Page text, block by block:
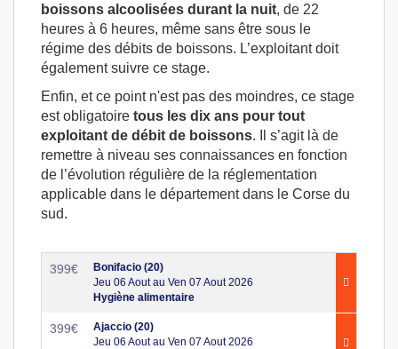
boissons alcoolisées durant la nuit, de 22
heures à 6 heures, même sans être sous le
régime des débits de boissons. L’exploitant doit
également suivre ce stage.
Enfin, et ce point n'est pas des moindres, ce stage
est obligatoire tous les dix ans pour tout
exploitant de débit de boissons. Il s’agit là de
remettre à niveau ses connaissances en fonction
de l’évolution régulière de la réglementation
applicable dans le département dans le Corse du
sud.
399€
Bonifacio (20)
Jeu 06 Aout au Ven 07 Aout 2026
Hygiène alimentaire
399€
Ajaccio (20)
Jeu 06 Aout au Ven 07 Aout 2026